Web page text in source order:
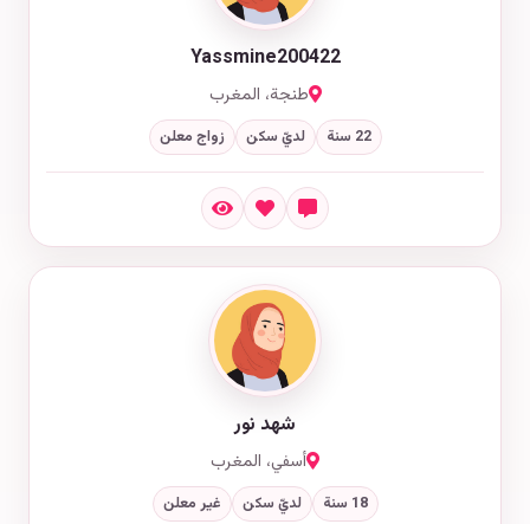
Yassmine200422
طنجة، المغرب
22 سنة لديّ سكن زواج معلن
شهد نور
أسفي، المغرب
18 سنة لديّ سكن غير معلن